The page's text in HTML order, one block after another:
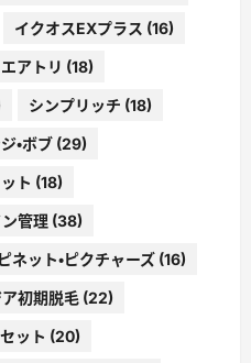
イクオスEXプラス (16)
エアトリ (18)
シンプリッチ (18)
・ボブ (29)
ト (18)
ン管理 (38)
ネット・ピクチャーズ (16)
初期脱毛 (22)
ット (20)